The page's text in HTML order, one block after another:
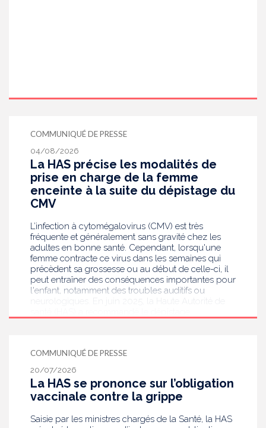
COMMUNIQUÉ DE PRESSE
04/08/2026
La HAS précise les modalités de
prise en charge de la femme
enceinte à la suite du dépistage du
CMV
L’infection à cytomégalovirus (CMV) est très
fréquente et généralement sans gravité chez les
adultes en bonne santé. Cependant, lorsqu'une
femme contracte ce virus dans les semaines qui
précèdent sa grossesse ou au début de celle-ci, il
peut entraîner des conséquences importantes pour
l'enfant, notamment des troubles auditifs ou
publie aujourd’hui des recommandations de
bonnes pratiques pour guider les professionnels
de santé dans la prise en charge des femmes
enceintes à la suite de ce dépistage. Objectif :
réduire les risques de transmission au futur bébé.
COMMUNIQUÉ DE PRESSE
20/07/2026
La HAS se prononce sur l’obligation
vaccinale contre la grippe
Saisie par les ministres chargés de la Santé, la HAS